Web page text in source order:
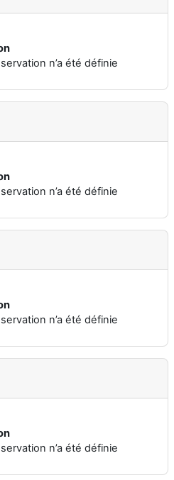
n’a été définie
n’a été définie
n’a été définie
n’a été définie